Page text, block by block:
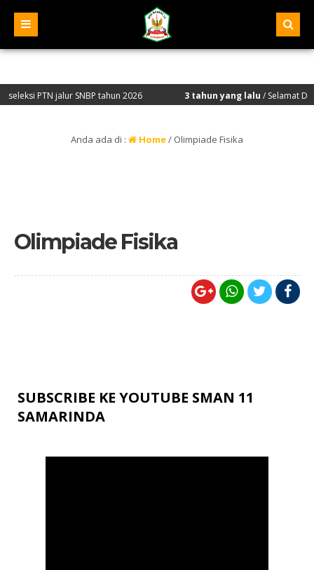
PTN jalur SNBP tahun 2026 3 tahun yang lalu/ Selamat Datang
Anda ada di : Home/ Olimpiade Fisika
Olimpiade Fisika
SUBSCRIBE KE YOUTUBE SMAN 11
SAMARINDA